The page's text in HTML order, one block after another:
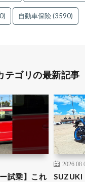
自動車保険(3590)
テゴリの最新記事
試乗】これ
SUZUKI